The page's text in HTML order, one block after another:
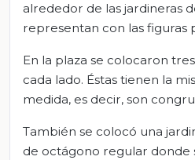
alrededor de las jardineras
representan con las figuras
En la plaza se colocaron
cada lado. Éstas tienen la
medida, es decir, son
También se colocó una
de octágono regular donde